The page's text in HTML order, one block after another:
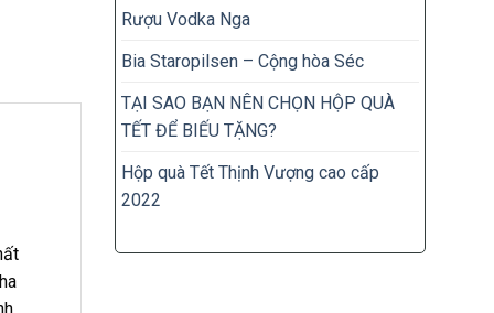
Rượu Vodka Nga
Bia Staropilsen – Cộng hòa Séc
TẠI SAO BẠN NÊN CHỌN HỘP QUÀ
TẾT ĐỂ BIẾU TẶNG?
Hộp quà Tết Thịnh Vượng cao cấp
2022